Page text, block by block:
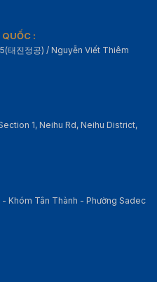
:
태진정공) / Nguyễn Viết Thiêm
1, Neihu Rd, Neihu District,
Khóm Tân Thành - Phường Sadec